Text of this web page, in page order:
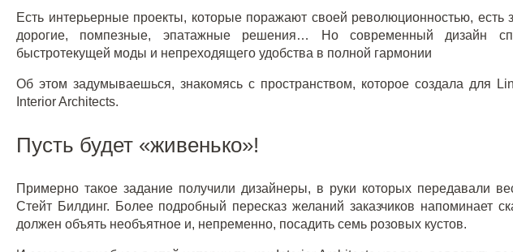
Есть интерьерные проекты, которые поражают своей революционностью,
дорогие, помпезные, эпатажные решения… Но современный дизайн
быстротекущей моды и непреходящего удобства в полной гармонии
Об этом задумываешься, знакомясь с пространством, которое создала для
Interior Architects.
Пусть будет «живенько»!
Примерно такое задание получили дизайнеры, в руки которых передавали
Стейт Билдинг. Более подробный пересказ желаний заказчиков напоминает
должен объять необъятное и, непременно, посадить семь розовых кустов.